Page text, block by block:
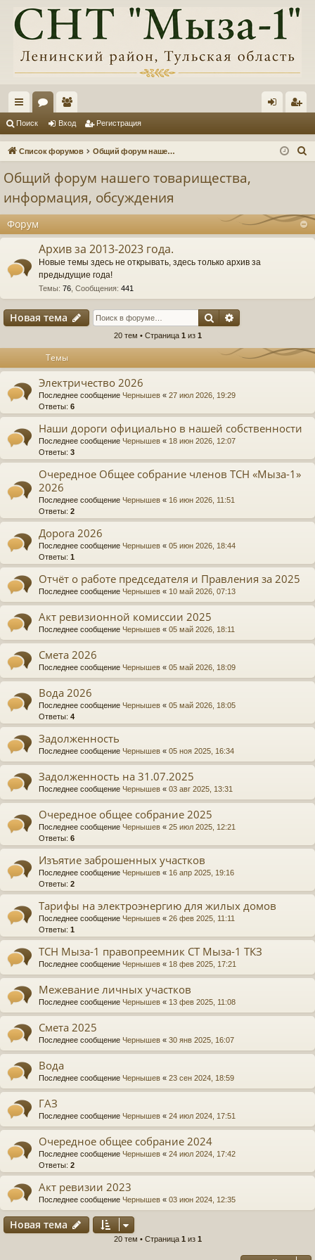
с
ы ум
ол
ьз
ел
д ис
Поиск Вход Регистрация
Список форумов Общий форум нашего товарищества, информация, обсуждения
Общий форум нашего товарищества,
информация, обсуждения
Форум
Архив за 2013-2023 года.
Новые темы здесь не открывать, здесь только архив за
предыдущие года!
Темы: 76 Сообщения: 441
Новая тема Поиск
20 тем • Страница 1 из 1
Темы
Электричество 2026
Последнее сообщение Чернышев « 27 июл 2026, 19:29
Ответы: 6
Наши дороги официально в нашей собственности
Последнее сообщение Чернышев « 18 июн 2026, 12:07
Ответы: 3
Очередное Общее собрание членов ТСН «Мыза-1»
2026
Последнее сообщение Чернышев « 16 июн 2026, 11:51
Ответы: 2
Дорога 2026
Последнее сообщение Чернышев « 05 июн 2026, 18:44
Ответы: 1
Отчёт о работе председателя и Правления за 2025
Последнее сообщение Чернышев « 10 май 2026, 07:13
Акт ревизионной комиссии 2025
Последнее сообщение Чернышев « 05 май 2026, 18:11
Смета 2026
Последнее сообщение Чернышев « 05 май 2026, 18:09
Вода 2026
Последнее сообщение Чернышев « 05 май 2026, 18:05
Ответы: 4
Задолженность
Последнее сообщение Чернышев « 05 ноя 2025, 16:34
Задолженность на 31.07.2025
Последнее сообщение Чернышев « 03 авг 2025, 13:31
Очередное общее собрание 2025
Последнее сообщение Чернышев « 25 июл 2025, 12:21
Ответы: 6
Изъятие заброшенных участков
Последнее сообщение Чернышев « 16 апр 2025, 19:16
Ответы: 2
Тарифы на электроэнергию для жилых домов
Последнее сообщение Чернышев « 26 фев 2025, 11:11
Ответы: 1
ТСН Мыза-1 правопреемник СТ Мыза-1 ТКЗ
Последнее сообщение Чернышев « 18 фев 2025, 17:21
Межевание личных участков
Последнее сообщение Чернышев « 13 фев 2025, 11:08
Смета 2025
Последнее сообщение Чернышев « 30 янв 2025, 16:07
Вода
Последнее сообщение Чернышев « 23 сен 2024, 18:59
ГАЗ
Последнее сообщение Чернышев « 24 июл 2024, 17:51
Очередное общее собрание 2024
Последнее сообщение Чернышев « 24 июл 2024, 17:42
Ответы: 2
Акт ревизии 2023
Последнее сообщение Чернышев « 03 июн 2024, 12:35
Новая тема
20 тем • Страница 1 из 1